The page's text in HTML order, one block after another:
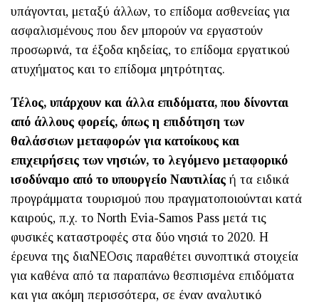
υπάγονται, μεταξύ άλλων, το επίδομα ασθενείας για
ασφαλισμένους που δεν μπορούν να εργαστούν
προσωρινά, τα έξοδα κηδείας, το επίδομα εργατικού
ατυχήματος και το επίδομα μητρότητας.
Τέλος, υπάρχουν και άλλα επιδόματα, που δίνονται
από άλλους φορείς, όπως η επιδότηση των
θαλάσσιων μεταφορών για κατοίκους και
επιχειρήσεις των νησιών, το λεγόμενο μεταφορικό
ισοδύναμο από το υπουργείο Ναυτιλίας ή τα ειδικά
προγράμματα τουρισμού που πραγματοποιούνται κατά
καιρούς, π.χ. το North Evia-Samos Pass μετά τις
φυσικές καταστροφές στα δύο νησιά το 2020. Η
έρευνα της διαΝΕΟσις παραθέτει συνοπτικά στοιχεία
για καθένα από τα παραπάνω θεσπισμένα επιδόματα
και για ακόμη περισσότερα, σε έναν αναλυτικό